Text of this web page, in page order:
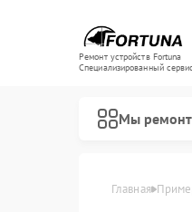
Ремонт устройств Fortuna
Специализированный
Мы
Главная